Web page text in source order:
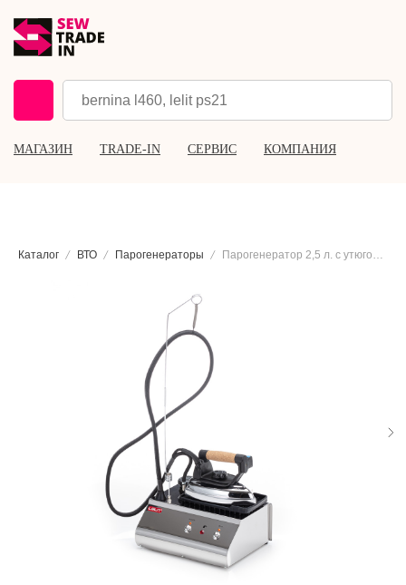
МАГАЗИН TRADE-IN СЕРВИС КОМПАНИЯ
Каталог ВТО Парогенераторы